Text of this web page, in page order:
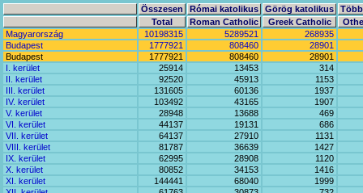
Összesen Római katolikus Görög katolikus
Total
Roman Catholic Greek Catholic
Magyarország
10198315 5289521
268935
Budapest
1777921 808460
28901
Budapest
1777921 808460
28901
I. kerület
25914 13453
314
II. kerület
92520 45913
1153
III. kerület
131605 60136
1937
IV. kerület
103492 43165
1907
V. kerület
28948 13688
469
VI. kerület
44137 19131
686
VII. kerület
64137 27910
1131
VIII. kerület
81787 36639
1427
IX. kerület
62995 28908
1120
X. kerület
80852 34153
1416
XI. kerület
144441 68040
1999